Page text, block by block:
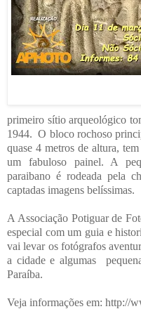
primeiro sítio arqueológico
1944. O bloco rochoso
quase 4 metros de altura,
um fabuloso painel. A
paraibano é rodeada pela
captadas imagens belíssimas.
A Associação Potiguar de
especial com um guia e
vai levar os fotógrafos
a cidade e algumas
Paraíba.
Veja informações em: http://